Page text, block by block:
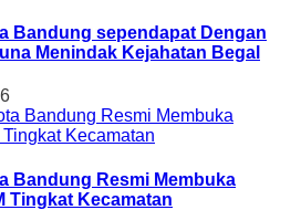
Bandung sependapat Dengan
Menindak Kejahatan Begal
Bandung Resmi Membuka
Tingkat Kecamatan